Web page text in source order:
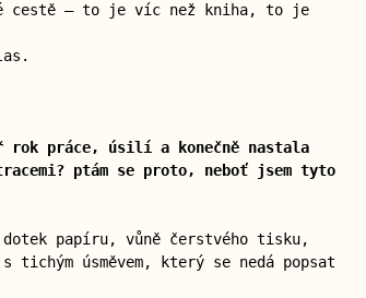
cestě — to je víc než kniha, to je
rok práce, úsilí a konečně nastala
ptám se proto, neboť jsem tyto
papíru, vůně čerstvého tisku,
úsměvem, který se nedá popsat